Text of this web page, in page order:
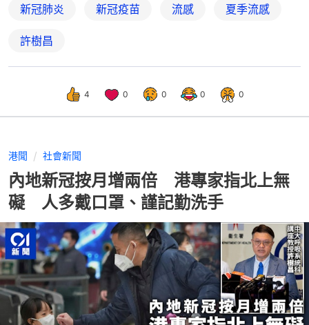
新冠肺炎 新冠疫苗 流感 夏季流感
許樹昌
4 0 0 0 0
港聞 社會新聞
內地新冠按月增兩倍 港專家指北上無
礙 人多戴口罩、謹記勤洗手